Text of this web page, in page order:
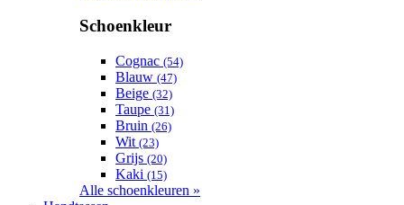
Schoenkleur
Cognac (54)
Blauw (47)
Beige (32)
Taupe (31)
Bruin (26)
Wit (23)
Grijs (20)
Kaki (15)
Alle schoenkleuren »